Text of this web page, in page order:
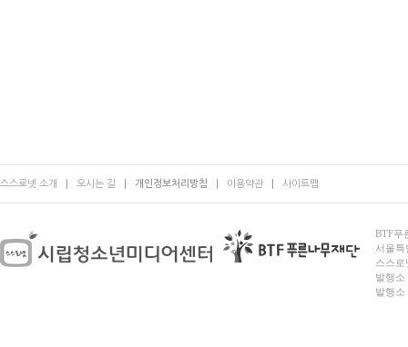
스스로넷 소개 오시는 길 개인정보처리방침 이용약관 사이트맵
BTF푸
서울
스스로
발행소
발행소